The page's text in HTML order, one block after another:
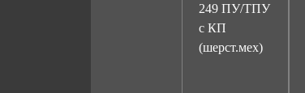
249 ПУ/ТПУ
с КП
(шерст.мех)